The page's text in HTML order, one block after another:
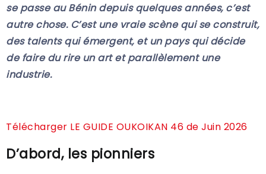
se passe au Bénin depuis quelques années, c’est
autre chose. C’est une vraie scène qui se construit,
des talents qui émergent, et un pays qui décide
de faire du rire un art et parallèlement une
industrie.
Télécharger LE GUIDE OUKOIKAN 46 de Juin 2026
D’abord, les pionniers